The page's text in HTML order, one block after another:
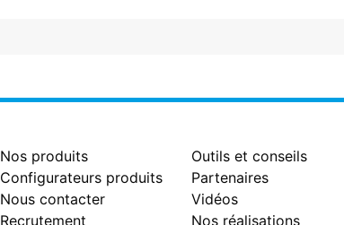
Nos produits
Configurateurs produits
Nous contacter
Recrutement
Outils et conseils
Partenaires
Vidéos
Nos réalisations